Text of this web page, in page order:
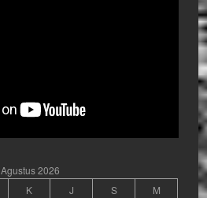
Agustus 2026
K J S
M